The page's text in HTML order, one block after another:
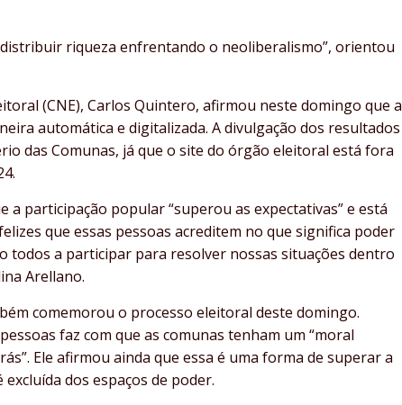
riqueza enfrentando o neoliberalismo”, orientou
(CNE), Carlos Quintero, afirmou neste domingo que a
automática e digitalizada. A divulgação dos resultados
das Comunas, já que o site do órgão eleitoral está fora
a participação popular “superou as expectativas” e está
que essas pessoas acreditem no que significa poder
todos a participar para resolver nossas situações dentro
Arellano.
comemorou o processo eleitoral deste domingo.
faz com que as comunas tenham um “moral
Ele afirmou ainda que essa é uma forma de superar a
dos espaços de poder.